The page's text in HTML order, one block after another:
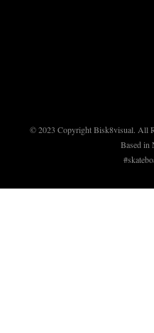
© 2023 Copyright Bisk8visual. All
Based in